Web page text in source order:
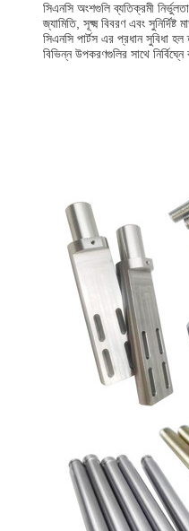
সিএনসি অংশগুলি ব্যতিক্রমী
জ্যামিতি, সূক্ষ্ম বিবরণ এবং
সিএনসি পার্টস এর প্রধান সুবিধা
বিভিন্ন উপকরণগুলির সাথে